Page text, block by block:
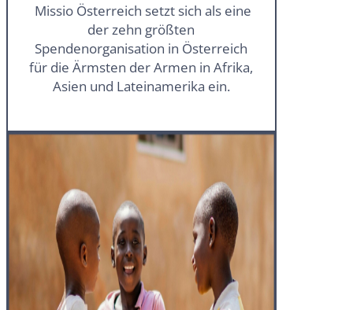
Missio Österreich setzt sich als eine
der zehn größten
Spendenorganisation in Österreich
für die Ärmsten der Armen in Afrika,
Asien und Lateinamerika ein.